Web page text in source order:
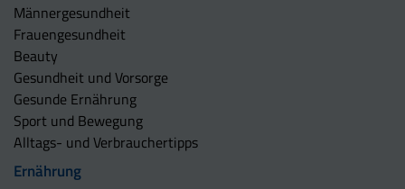
Männergesundheit
Frauengesundheit
Beauty
Gesundheit und Vorsorge
Gesunde Ernährung
Sport und Bewegung
Alltags- und Verbrauchertipps
Ernährung